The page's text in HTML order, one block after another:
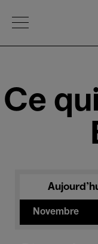
Open Menu
Ce
Novembre